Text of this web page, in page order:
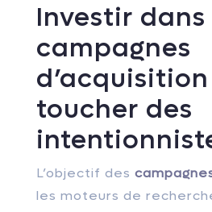
Investir dans
campagnes
toucher des
L’objectif des
les moteurs de